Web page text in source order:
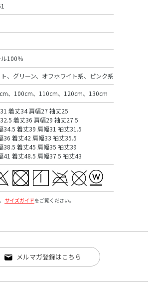
100％
、グリーン、オフホワイト系、ピンク系
、100cm、110cm、120cm、130cm
着丈34 肩幅27 袖丈25
着丈36 肩幅29 袖丈27.5
34.5 着丈39 肩幅31 袖丈31.5
36 着丈42 肩幅33 袖丈35.5
38.5 着丈45 肩幅35 袖丈39
41 着丈48.5 肩幅37.5 袖丈43
サイズガイドをご覧ください。
メルマガ登録はこちら